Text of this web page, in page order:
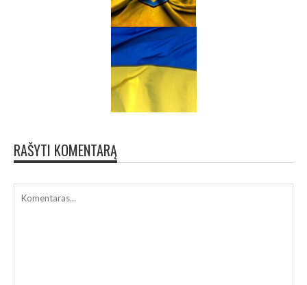
RAŠYTI KOMENTARĄ